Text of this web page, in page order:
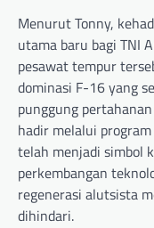
Menurut Tonny,
utama baru bagi TNI
pesawat tempur
dominasi F-16 yang
punggung
hadir melalui
telah menjadi simbol
perkembangan
regenerasi alutsista
dihindari.